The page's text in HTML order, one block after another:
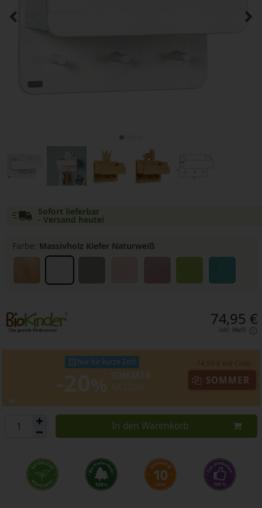
Sofort lieferbar
- Versand heute!
Farbe: Massivholz Kiefer Naturweiß
74,95 €
inkl. MwSt.
Nur für kurze Zeit!
SOMMER
In den Warenkorb